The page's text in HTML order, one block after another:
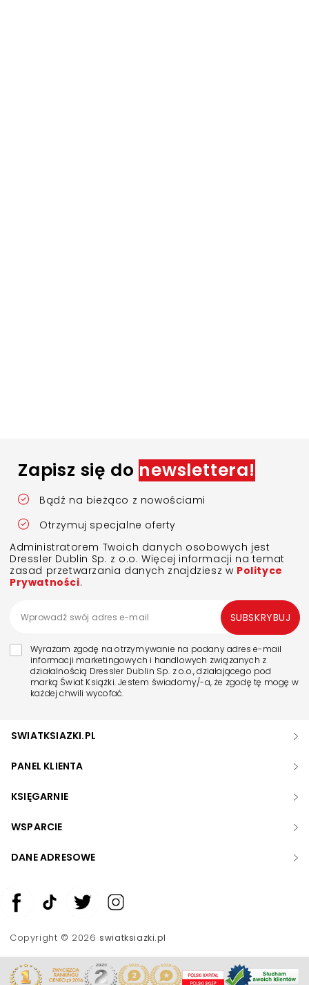
Zapisz się do newslettera!
Bądź na bieżąco z nowościami
Otrzymuj specjalne oferty
Administratorem Twoich danych osobowych jest
Dressler Dublin Sp. z o.o. Więcej informacji na temat
zasad przetwarzania danych znajdziesz w Polityce
Prywatności.
Wyrażam zgodę na otrzymywanie na podany adres e-mail
informacji marketingowych i handlowych związanych z
działalnością Dressler Dublin Sp. z o.o., działającego pod
marką Świat Książki. Jestem świadomy/-a, że zgodę tę mogę w
każdej chwili wycofać.
SUBSKRYBUJ
SWIATKSIAZKI.PL
PANEL KLIENTA
KSIĘGARNIE
WSPARCIE
DANE ADRESOWE
Copyright © 2026swiatksiazki.pl
Zwiększ rozmiar czcionki
Skala szarości